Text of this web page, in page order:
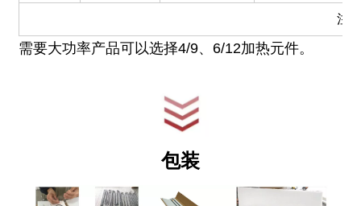
注
需要大功率产品可以选择4/9、6/12加热元件。
包装